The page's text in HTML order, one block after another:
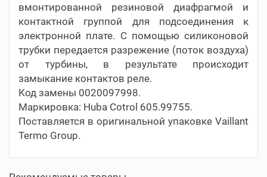
вмонтированной резиновой диафрагмой и
контактной группой для подсоединения к
электронной плате. С помощью силиконовой
трубки передается разрежение (поток воздуха)
от турбины, в результате происходит
замыкание контактов реле.
Код замены 0020097998.
Маркировка: Huba Cotrol 605.99755.
Поставляется в оригинальной упаковке Vaillant
Termo Group.